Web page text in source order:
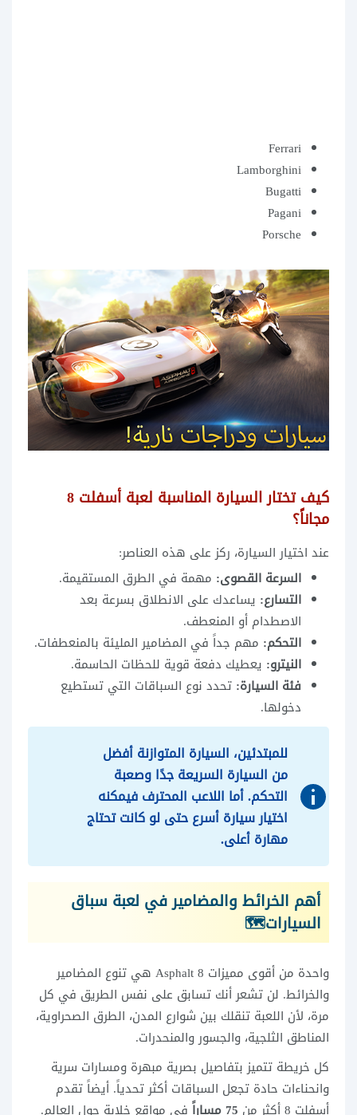
Ferrari
Lamborghini
Bugatti
Pagani
Porsche
كيف تختار السيارة المناسبة لعبة أسفلت 8
مجاناً؟
عند اختيار السيارة، ركز على هذه العناصر:
السرعة القصوى: مهمة في الطرق المستقيمة.
التسارع: يساعدك على الانطلاق بسرعة بعد
الاصطدام أو المنعطف.
التحكم: مهم جداً في المضامير المليئة بالمنعطفات.
النيترو: يعطيك دفعة قوية للحظات الحاسمة.
فئة السيارة: تحدد نوع السباقات التي تستطيع
دخولها.
للمبتدئين، السيارة المتوازنة أفضل
من السيارة السريعة جدًا وصعبة
التحكم. أما اللاعب المحترف فيمكنه
اختيار سيارة أسرع حتى لو كانت تحتاج
مهارة أعلى.
أهم الخرائط والمضامير في لعبة سباق
السيارات🗺️
واحدة من أقوى مميزات Asphalt 8 هي تنوع المضامير
والخرائط. لن تشعر أنك تسابق على نفس الطريق في كل
مرة، لأن اللعبة تنقلك بين شوارع المدن، الطرق الصحراوية،
المناطق الثلجية، والجسور والمنحدرات.
كل خريطة تتميز بتفاصيل بصرية مبهرة ومسارات سرية
وانحناءات حادة تجعل السباقات أكثر تحدياً. أيضاً تقدم
أسفلت 8 أكثر من
75 مساراً
في مواقع خلابة حول العالم.